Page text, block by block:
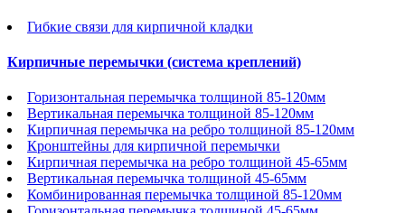
Гибкие связи для кирпичной кладки
Кирпичные перемычки (система креплений)
Горизонтальная перемычка толщиной 85-120мм
Вертикальная перемычка толщиной 85-120мм
Кирпичная перемычка на ребро толщиной 85-120мм
Кронштейны для кирпичной перемычки
Кирпичная перемычка на ребро толщиной 45-65мм
Вертикальная перемычка толщиной 45-65мм
Комбинированная перемычка толщиной 85-120мм